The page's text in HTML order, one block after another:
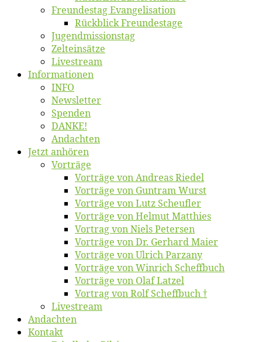
Freun­des­tag Evangelisation
Rück­blick Freundestage
Jugend­mis­sions­tag
Zelt­ein­sät­ze
Live­stream
Informatio­nen
INFO
News­let­ter
Spen­den
DANKE!
An­dach­ten
Jetzt an­hö­ren
Vor­trä­ge
Vor­trä­ge von An­dre­as Riedel
Vor­trä­ge von Gun­tram Wurst
Vor­trä­ge von Lutz Scheufler
Vor­trä­ge von Hel­mut Matthies
Vor­trag von Niels Petersen
Vor­trä­ge von Dr. Ger­hard Maier
Vor­trä­ge von Ul­rich Parzany
Vor­trä­ge von Win­rich Scheffbuch
Vor­trä­ge von Olaf Latzel
Vor­trag von Rolf Scheffbuch †
Live­stream
An­dach­ten
Kon­takt